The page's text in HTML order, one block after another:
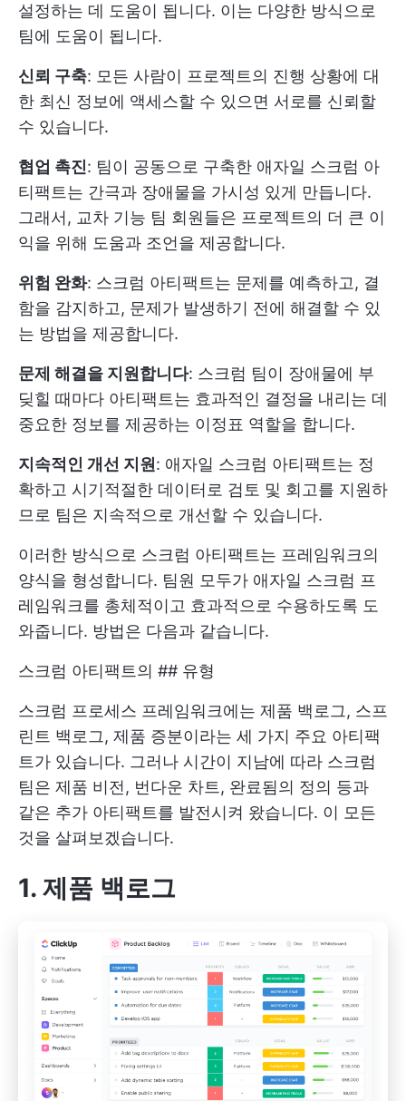
설정하는 데 도움이 됩니다. 이는 다양한 방식으로
팀에 도움이 됩니다.
신뢰 구축: 모든 사람이 프로젝트의 진행 상황에 대
한 최신 정보에 액세스할 수 있으면 서로를 신뢰할
수 있습니다.
협업 촉진: 팀이 공동으로 구축한 애자일 스크럼 아
티팩트는 간극과 장애물을 가시성 있게 만듭니다.
그래서, 교차 기능 팀 회원들은 프로젝트의 더 큰 이
익을 위해 도움과 조언을 제공합니다.
위험 완화: 스크럼 아티팩트는 문제를 예측하고, 결
함을 감지하고, 문제가 발생하기 전에 해결할 수 있
는 방법을 제공합니다.
문제 해결을 지원합니다: 스크럼 팀이 장애물에 부
딪힐 때마다 아티팩트는 효과적인 결정을 내리는 데
중요한 정보를 제공하는 이정표 역할을 합니다.
지속적인 개선 지원 : 애자일 스크럼 아티팩트는 정
확하고 시기적절한 데이터로 검토 및 회고를 지원하
므로 팀은 지속적으로 개선할 수 있습니다.
이러한 방식으로 스크럼 아티팩트는 프레임워크의
양식을 형성합니다. 팀원 모두가 애자일 스크럼 프
레임워크를 총체적이고 효과적으로 수용하도록 도
와줍니다. 방법은 다음과 같습니다.
스크럼 아티팩트의 ## 유형
스크럼 프로세스 프레임워크에는 제품 백로그, 스프
린트 백로그, 제품 증분이라는 세 가지 주요 아티팩
트가 있습니다. 그러나 시간이 지남에 따라 스크럼
팀은 제품 비전, 번다운 차트, 완료됨의 정의 등과
같은 추가 아티팩트를 발전시켜 왔습니다. 이 모든
것을 살펴보겠습니다.
1. 제품 백로그